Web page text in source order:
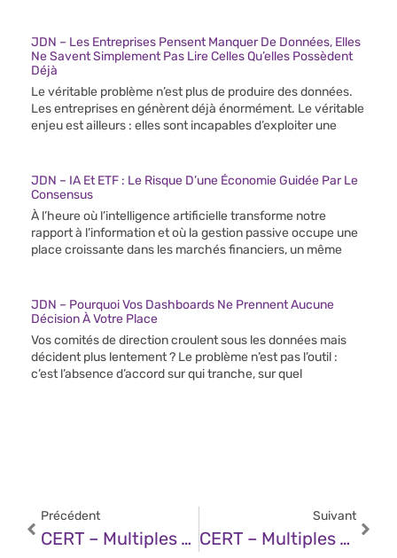
JDN – Les Entreprises Pensent Manquer De Données, Elles
Ne Savent Simplement Pas Lire Celles Qu’elles Possèdent
Déjà
Le véritable problème n’est plus de produire des données.
Les entreprises en génèrent déjà énormément. Le véritable
enjeu est ailleurs : elles sont incapables d’exploiter une
JDN – IA Et ETF : Le Risque D’une Économie Guidée Par Le
Consensus
À l’heure où l’intelligence artificielle transforme notre
rapport à l’information et où la gestion passive occupe une
place croissante dans les marchés financiers, un même
JDN – Pourquoi Vos Dashboards Ne Prennent Aucune
Décision À Votre Place
Vos comités de direction croulent sous les données mais
décident plus lentement ? Le problème n’est pas l’outil :
c’est l’absence d’accord sur qui tranche, sur quel
Précédent
CERT – Multiples Vulnérabilités Dans Le Noyau Linux De Red Hat (23 Mai 2025)
Suivant
CERT – Multiples Vulnérabilités Dans Grafana (23 Mai 2025)